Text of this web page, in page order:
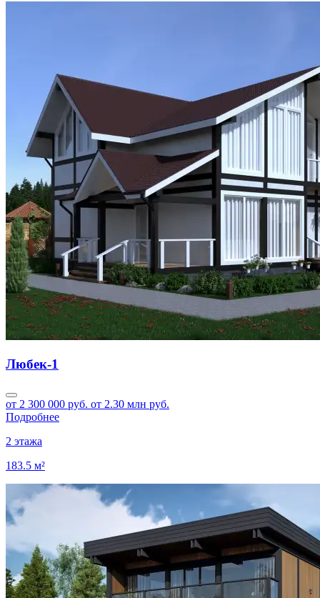
Любек-1
от 2 300 000 руб. от 2.30 млн руб.
Подробнее
2 этажа
183.5 м²